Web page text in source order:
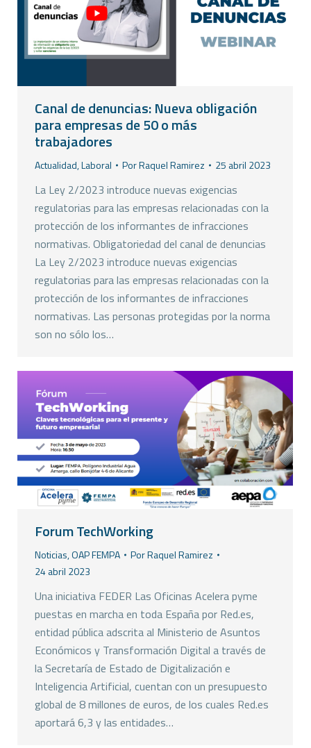
Canal de denuncias: Nueva obligación
para empresas de 50 o más
trabajadores
Actualidad,Laboral PorRaquel Ramirez 25 abril 2023
La Ley 2/2023 introduce nuevas exigencias
regulatorias para las empresas relacionadas con la
protección de los informantes de infracciones
normativas. Obligatoriedad del canal de denuncias
La Ley 2/2023 introduce nuevas exigencias
regulatorias para las empresas relacionadas con la
protección de los informantes de infracciones
normativas. Las personas protegidas por la norma
son no sólo los…
Forum TechWorking
Noticias,OAP FEMPA PorRaquel Ramirez
24 abril 2023
Una iniciativa FEDER Las Oficinas Acelera pyme
puestas en marcha en toda España por Red.es,
entidad pública adscrita al Ministerio de Asuntos
Económicos y Transformación Digital a través de
la Secretaría de Estado de Digitalización e
Inteligencia Artificial, cuentan con un presupuesto
global de 8 millones de euros, de los cuales Red.es
aportará 6,3 y las entidades…